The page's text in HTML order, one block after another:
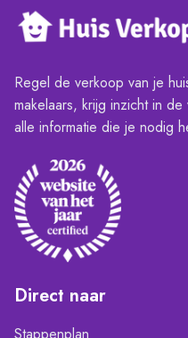
Regel de verkoop van je
makelaars, krijg inzicht in
alle informatie die je nodig
Direct naar